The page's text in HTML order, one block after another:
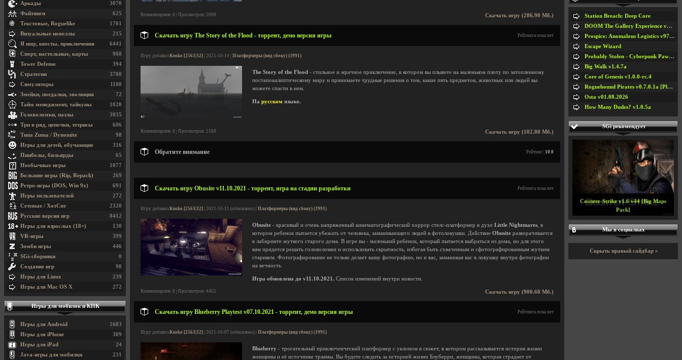
Скачать игру (286.90 Мб.)
Комментариев: 0 | Просмотров: 2098
Скачать игру The Story of the Flood - торрент, демо версия игры Рейтинга пока нет
Игру добавил Kusko [2563|32] | 2021-10-14 | Платформеры (вид сбоку) (3991)
The Story of the Flood - стильное и мрачное приключение, в котором вы плывете на маленьком плоту по затопленному
постапокалиптическому миру и принимаете трудные решения о том, какие пять предметов, животных или людей вы
можете спасти в нем.
На русском языке.
Скачать игру (102.80 Мб.)
Комментариев: 0 | Просмотров: 2168
Обратите внимание Рейтинг: 10.0
Скачать игру Obusite v11.10.2021 - торрент, игра на стадии разработки Рейтинга пока нет
Игру добавил Kusko [2563|32] | 2021-10-11 (обновлено) | Платформеры (вид сбоку) (3991)
Obusite - красивый и очень напряженный кинематографический хоррор стелс-платформер в духе Little Nightmares , в
котором ребенок пытается убежать от человека, заманивающего людей в фотоловушки. Действие Obusite разворачивается
в лабиринте жуткого старого дома. В игре вы - маленький ребенок, который пытается выбраться из дома, но для этого
вам придется решать головоломки и использовать скрытность, избегая быть схваченным и сфотографированным жутким
стариком. Фотографирование не только делает вашу фотографию, но и вас, заманивая вас в ловушку внутри фотографии
на вечность.
Игра обновлена до v11.10.2021. Список изменений внутри новости.
Скачать игру (900.60 Мб.)
Комментариев: 0 | Просмотров: 4455
Скачать игру Blueberry Playtest v07.10.2021 - торрент, демо версия игры Рейтинга пока нет
Игру добавил Kusko [2563|32] | 2021-10-07 (обновлено) | Платформеры (вид сбоку) (3991)
Blueberry - трогательный приключенческий платформер с уклоном в сюжет, в котором рассказывается история жизни
женщины и её источнике травмы. Вы будете следить за историей жизни Блуберри, женщины, которая страдает от
3070
Аркады
625
Файтинги
1701
Текстовые, Roguelike
215
Визуальные новеллы
6441
Я ищу, квесты, приключения
988
Спорт, настольные, карты
394
Tower Defense
3780
Стратегии
1188
Симуляторы
72
Змейки, поедалки, эволюция
1020
Тайм менеджмент, тайкуны
3035
Головоломки, пазлы
686
Три в ряд, цепочки, тетрисы
98
Типа Zuma / Dynomite
316
Игры для детей, обучающие
65
Пинболы, бильярды
1077
Необычные игры
269
Большие игры (Rip, Repack)
691
Ретро-игры (DOS, Win 9x)
272
Игры пользователей
2320
Сетевые / ХотСит
8412
Русские версии игр
130
Игры для взрослых (18+)
399
VR-игры
446
Зомби игры
0
SGi-сборники
98
Создание игр
239
Игры для Linux
272
Игры для Mac OS X
Игры для мобилок и КПК
1683
Игры для Android
309
Игры для iPhone
24
Игры для iPad
231
Java-игры для мобилки
Station Breach: Deep Core
DOOM The Gallery Experience v1.4.2
Prospice: Anomalous Logistics v97 [Playtest]
Escape Wizard
Probably Stolen - Cyberpunk Pawnshop Simulator v048c [Playtest]
Big Walk v1.4.7a
Core of Genesis v1.0.0-rc.4
Roguebound Pirates v0.7.0.1a [Playtest]
Osta v01.08.2026
How Many Dudes? v1.0.5a
SGi рекомендует
Counter-Strike v1.6 v44 [Big Maps
Pack]
Мы в социалках
Скрыть правый сайдбар »